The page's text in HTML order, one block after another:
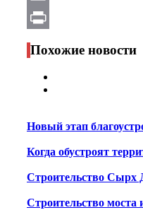
Email
Print
Похожие новости
Новый этап
Когда обустроят
Строительство Сырх
Строительство